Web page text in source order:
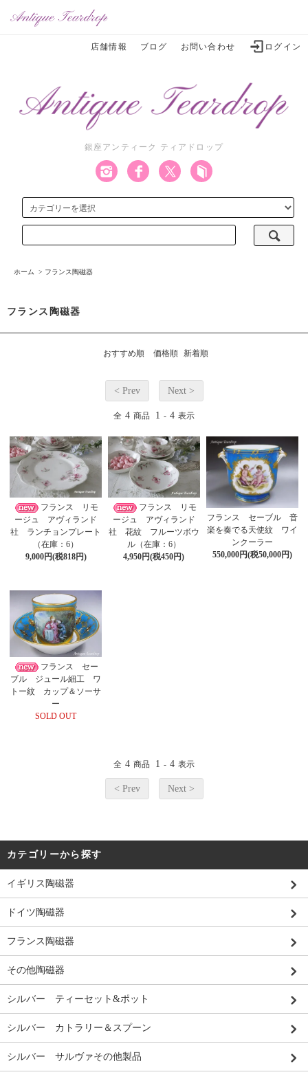
店舗情報 ブログ お問い合わせ ログイン
銀座アンティーク ティアドロップ
ホーム > フランス陶磁器
フランス陶磁器
おすすめ順 価格順 新着順
< Prev Next >
全 4 商品 1 - 4 表示
フランス リモ
ージュ アヴィランド
社 ランチョンプレート
（在庫：6）
9,000円(税818円)
フランス リモ
ージュ アヴィランド
社 花紋 フルーツボウ
ル（在庫：6）
4,950円(税450円)
フランス セーブル 音
楽を奏でる天使紋 ワイ
ンクーラー
550,000円(税50,000円)
フランス セー
ブル ジュール細工 ワ
トー紋 カップ＆ソーサ
ー
SOLD OUT
全 4 商品 1 - 4 表示
< Prev Next >
カテゴリーから探す
イギリス陶磁器
ドイツ陶磁器
フランス陶磁器
その他陶磁器
シルバー ティーセット&ポット
シルバー カトラリー＆スプーン
シルバー サルヴァその他製品